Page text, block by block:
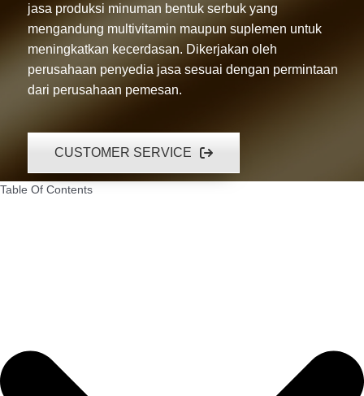
jasa produksi minuman bentuk serbuk yang
mengandung multivitamin maupun suplemen untuk
meningkatkan kecerdasan. Dikerjakan oleh
perusahaan penyedia jasa sesuai dengan permintaan
dari perusahaan pemesan.
CUSTOMER SERVICE
Table Of Contents